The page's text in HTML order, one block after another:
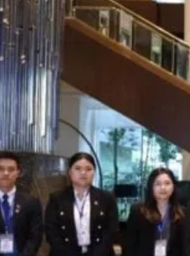
សាលាដំបូង និងសាលាឧទ្ធរណ៍បានបដិសេធ